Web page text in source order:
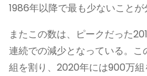
1986年以降で最も少ないことが
またこの数は、ピークだった
連続での減少となっている。こ
組を割り、2020年には900万